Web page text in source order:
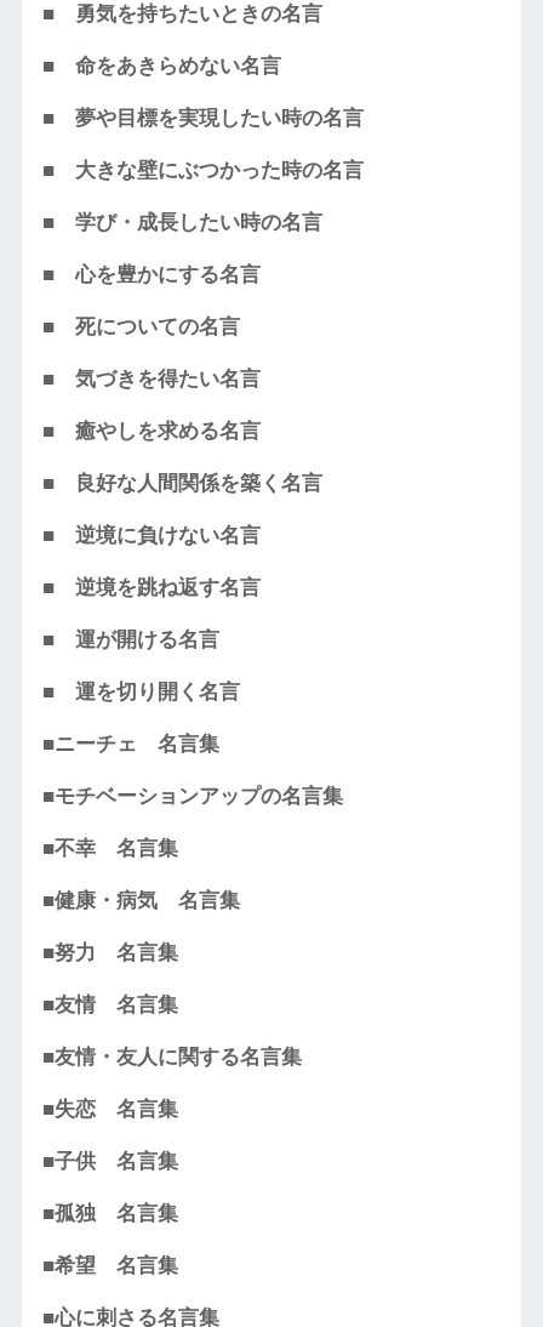
■ 勇気を持ちたいときの名言
■ 命をあきらめない名言
■ 夢や目標を実現したい時の名言
■ 大きな壁にぶつかった時の名言
■ 学び・成長したい時の名言
■ 心を豊かにする名言
■ 死についての名言
■ 気づきを得たい名言
■ 癒やしを求める名言
■ 良好な人間関係を築く名言
■ 逆境に負けない名言
■ 逆境を跳ね返す名言
■ 運が開ける名言
■ 運を切り開く名言
■ニーチェ 名言集
■モチベーションアップの名言集
■不幸 名言集
■健康・病気 名言集
■努力 名言集
■友情 名言集
■友情・友人に関する名言集
■失恋 名言集
■子供 名言集
■孤独 名言集
■希望 名言集
■心に刺さる名言集